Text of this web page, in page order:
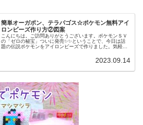
簡単オーガポン、テラパゴス☆ポケモン無料アイ
ロンビーズ作り方②図案
こんにちは。ご訪問ありがとうございます。ポケモンＳＶ
の「ゼロの秘宝」ついに発売✨✨ということで、今日は話
題の伝説ポケモンをアイロンビーズで作りました。気軽に
2023.09.14